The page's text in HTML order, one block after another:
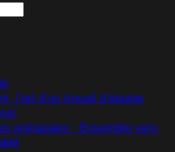
l’art d’un travail d’équipe
prénatales : Ensemble vers